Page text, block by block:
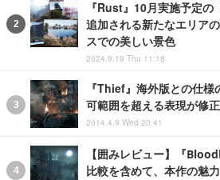
『Rust』10月実施予定
追加される新たなエリア
スでの美しい景色
2024.9.19 Thu 11:18
『Thief』海外版との仕
可範囲を超える表現が修正
2014.4.9 Wed 20:41
【囲みレビュー】『
比較を含めて、本作の魅